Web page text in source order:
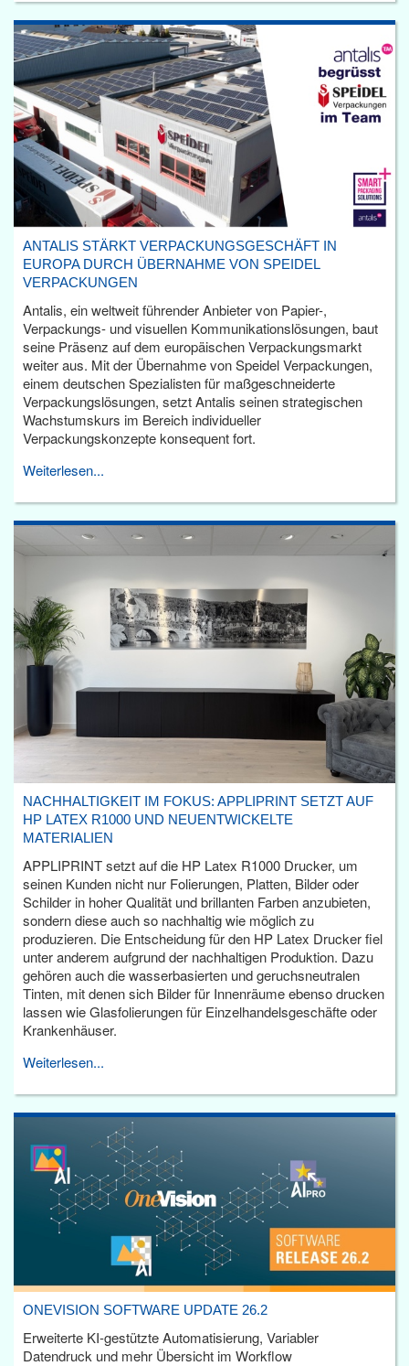
ANTALIS STÄRKT VERPACKUNGSGESCHÄFT IN
EUROPA DURCH ÜBERNAHME VON SPEIDEL
VERPACKUNGEN
Antalis, ein weltweit führender Anbieter von Papier-,
Verpackungs- und visuellen Kommunikationslösungen, baut
seine Präsenz auf dem europäischen Verpackungsmarkt
weiter aus. Mit der Übernahme von Speidel Verpackungen,
einem deutschen Spezialisten für maßgeschneiderte
Verpackungslösungen, setzt Antalis seinen strategischen
Wachstumskurs im Bereich individueller
Verpackungskonzepte konsequent fort.
Weiterlesen...
NACHHALTIGKEIT IM FOKUS: APPLIPRINT SETZT AUF
HP LATEX R1000 UND NEUENTWICKELTE
MATERIALIEN
APPLIPRINT setzt auf die HP Latex R1000 Drucker, um
seinen Kunden nicht nur Folierungen, Platten, Bilder oder
Schilder in hoher Qualität und brillanten Farben anzubieten,
sondern diese auch so nachhaltig wie möglich zu
produzieren. Die Entscheidung für den HP Latex Drucker fiel
unter anderem aufgrund der nachhaltigen Produktion. Dazu
gehören auch die wasserbasierten und geruchsneutralen
Tinten, mit denen sich Bilder für Innenräume ebenso drucken
lassen wie Glasfolierungen für Einzelhandelsgeschäfte oder
Krankenhäuser.
Weiterlesen...
ONEVISION SOFTWARE UPDATE 26.2
Erweiterte KI-gestützte Automatisierung, Variabler
Datendruck und mehr Übersicht im Workflow